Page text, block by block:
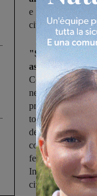
e 10 uomini.
civile di Figline e
"Simone
assuntifin dalle
Comune, per il
nella costruzione
proposta è stata
totale distanza
determinato
condivise e non
ferma intenzione
Incisa,
civile,